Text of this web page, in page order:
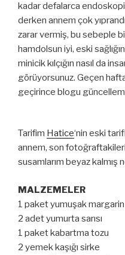
kadar defalarca
derken annem çok
zarar vermiş, bu sebeple
hamdolsun iyi, eski
minicik kılçığın nasıl da
görüyorsunuz. Geçen
geçirince blogu
Tarifim Hatice‘nin eski
annem, son
susamlarım beyaz kalmış
MALZEMELER
1 paket yumuşak margarin
2 adet yumurta sarısı
1 paket kabartma tozu
2 yemek kaşığı sirke